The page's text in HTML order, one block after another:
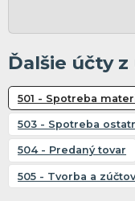
Ďalšie účty
501 - Spotreba
503 - Spotreba
504 - Predaný tovar
505 - Tvorba a